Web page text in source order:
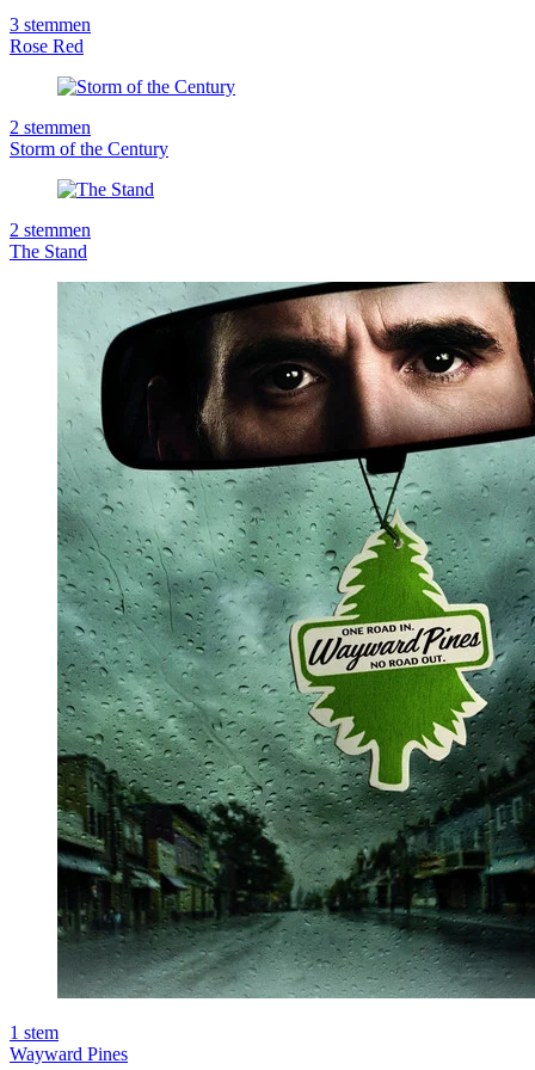
3 stemmen
Rose Red
2 stemmen
Storm of the Century
2 stemmen
The Stand
1 stem
Wayward Pines